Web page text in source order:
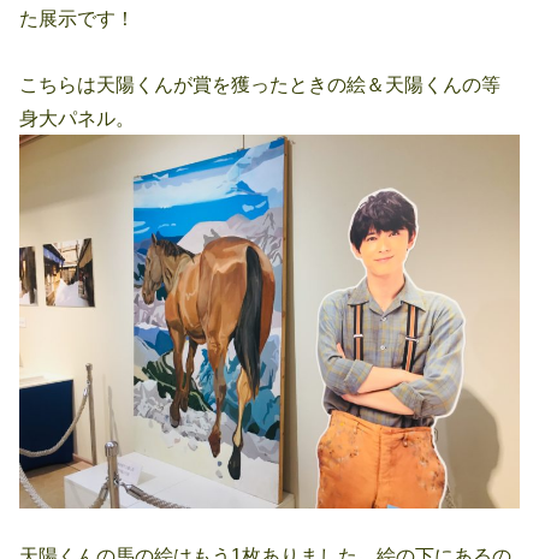
た展示です！
こちらは天陽くんが賞を獲ったときの絵＆天陽くんの等
身大パネル。